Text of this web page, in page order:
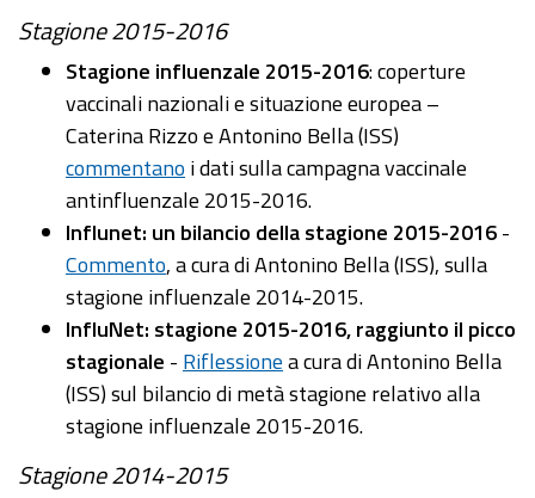
Stagione 2015-2016
Stagione influenzale 2015-2016: coperture
vaccinali nazionali e situazione europea –
Caterina Rizzo e Antonino Bella (ISS)
commentano i dati sulla campagna vaccinale
antinfluenzale 2015-2016.
Influnet: un bilancio della stagione 2015-2016-
Commento, a cura di Antonino Bella (ISS), sulla
stagione influenzale 2014-2015.
InfluNet: stagione 2015-2016, raggiunto il picco
stagionale - Riflessionea cura di Antonino Bella
(ISS) sul bilancio di metà stagione relativo alla
stagione influenzale 2015-2016.
Stagione 2014-2015